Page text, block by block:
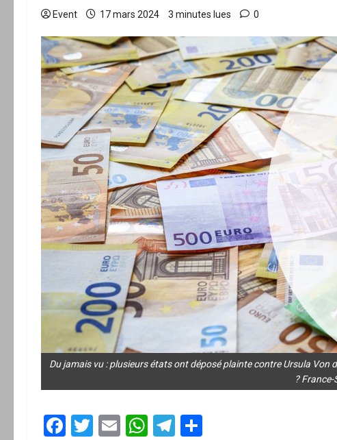
Event 17 mars 2024 3 minutes lues 0
Du jamais vu : plusieurs états ont déposé plainte contre Ursula
? France-
Facebook
Twitter
EmailWhatsApp
Telegram